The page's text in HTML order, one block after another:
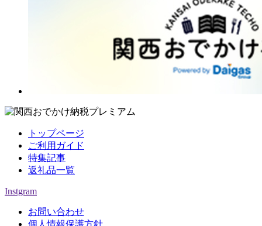
トップページ
ご利用ガイド
特集記事
返礼品一覧
Instgram
お問い合わせ
個人情報保護方針